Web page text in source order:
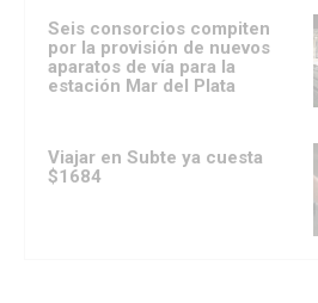
Seis consorcios compiten
por la provisión de nuevos
aparatos de vía para la
estación Mar del Plata
Viajar en Subte ya cuesta
$1684